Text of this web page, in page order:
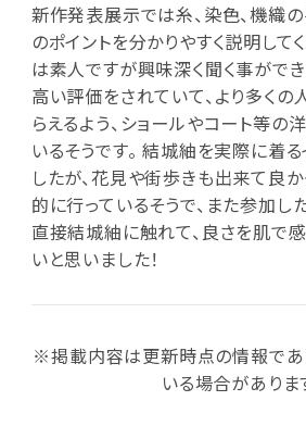
新作発表展示では糸、染色、機織
のポイントを分かりやすく説明して
は素人ですが興味深く聞く事がで
高い評価をされていて、より多くの
らえるよう、ショールやコート等の
いるそうです。 結城紬を実際に着
したが、花見や街歩きも出来て良
的に行っているそうで、また参加し
直接結城紬に触れて、良さを肌で
いと思いました！
※掲載内容は更新時点の情報であ
いる場合がありま